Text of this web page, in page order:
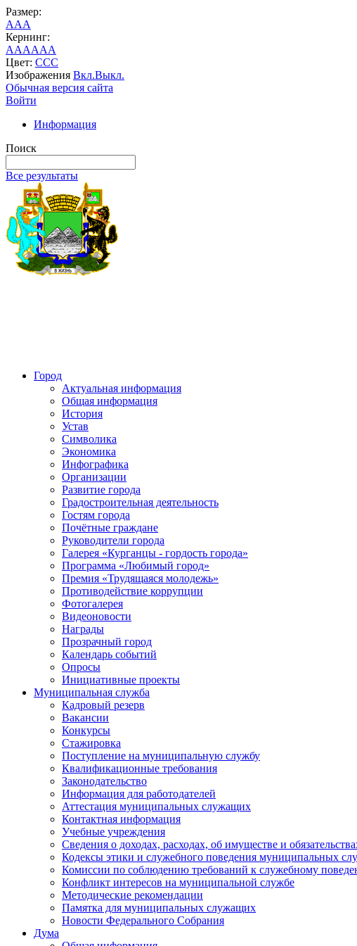
Размер:
AAA
Кернинг:
AAAAAA
Цвет: CCC
Изображения Вкл.Выкл.
Обычная версия сайта
Войти
Информация
Поиск
Все результаты
Город
Актуальная информация
Общая информация
История
Устав
Символика
Экономика
Инфографика
Организации
Развитие города
Градостроительная деятельность
Гостям города
Почётные граждане
Руководители города
Галерея «Курганцы - гордость города»
Программа «Любимый город»
Премия «Трудящаяся молодежь»
Противодействие коррупции
Фотогалерея
Видеоновости
Награды
Прозрачный город
Календарь событий
Опросы
Инициативные проекты
Муниципальная служба
Кадровый резерв
Вакансии
Конкурсы
Стажировка
Поступление на муниципальную службу
Квалификационные требования
Законодательство
Информация для работодателей
Аттестация муниципальных служащих
Контактная информация
Учебные учреждения
Сведения о доходах, расходах, об имуществе и
Кодексы этики и служебного поведения муниципальных
Комиссии по соблюдению требований к служебному
Конфликт интересов на муниципальной службе
Методические рекомендации
Памятка для муниципальных служащих
Новости Федерального Cобрания
Дума